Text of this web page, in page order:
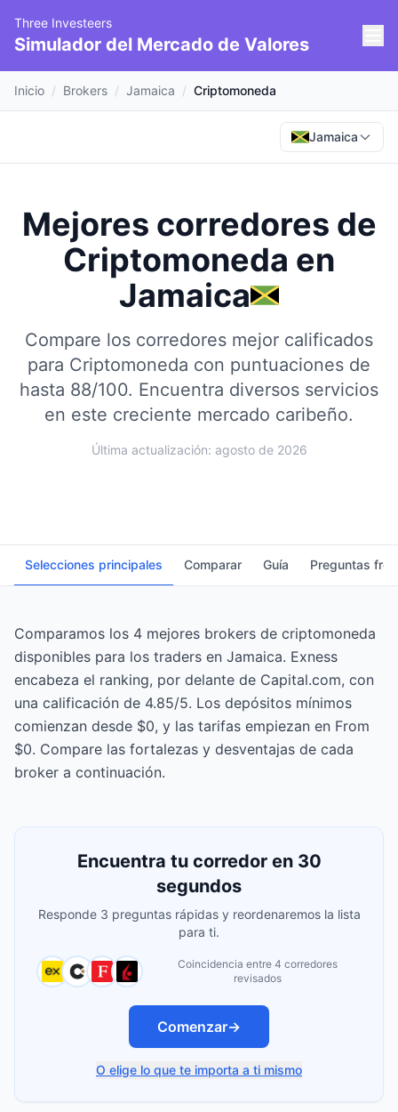
Three Investeers
Simulador del Mercado de Valores
Inicio / Brokers / Jamaica / Criptomoneda
Jamaica
Mejores corredores de
Criptomoneda en
Jamaica
Compare los corredores mejor calificados
para Criptomoneda con puntuaciones de
hasta 88/100. Encuentra diversos servicios
en este creciente mercado caribeño.
Última actualización: agosto de 2026
Selecciones principales Comparar Guía Preguntas
Comparamos los 4 mejores brokers de criptomoneda
disponibles para los traders en Jamaica. Exness
encabeza el ranking, por delante de Capital.com, con
una calificación de 4.85/5. Los depósitos mínimos
comienzan desde $0, y las tarifas empiezan en From
$0. Compare las fortalezas y desventajas de cada
broker a continuación.
Encuentra tu corredor en 30
segundos
Responde 3 preguntas rápidas y reordenaremos la lista
para ti.
Coincidencia entre 4 corredores
revisados
Comenzar→
O elige lo que te importa a ti mismo